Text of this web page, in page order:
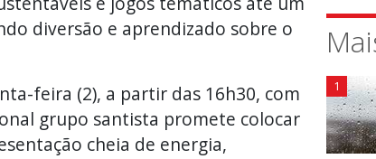
diversão e aprendizado sobre o
feira (2), a partir das 16h30, com
grupo santista promete colocar
cheia de energia,